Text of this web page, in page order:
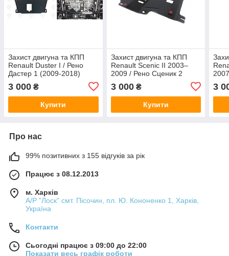
Захист двигуна та КПП
Renault Duster I / Рено
Дастер 1 (2009-2018)
3 000 ₴
Купити
Захист двигуна та КПП
Renault Scеnic II 2003–
2009 / Рено Сценик 2
3 000₴
Купити
3
Про нас
99% позитивних з 155 відгуків за рік
Працює з 08.12.2013
м. Харків
А/Р "Лоск" смт. Пісочин, пл. Ю. Кононенко 1, Харків,
Україна
Контакти
Сьогодні працює з 09:00 до 22:00
Показати весь графік роботи